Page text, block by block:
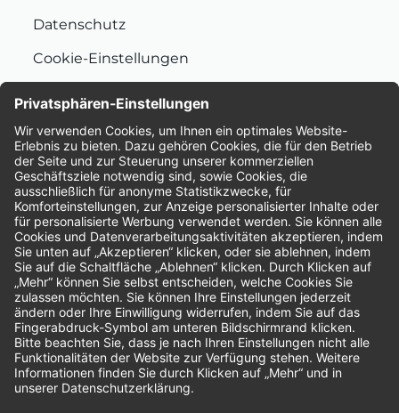
Datenschutz
Cookie-Einstellungen
Bewertungen